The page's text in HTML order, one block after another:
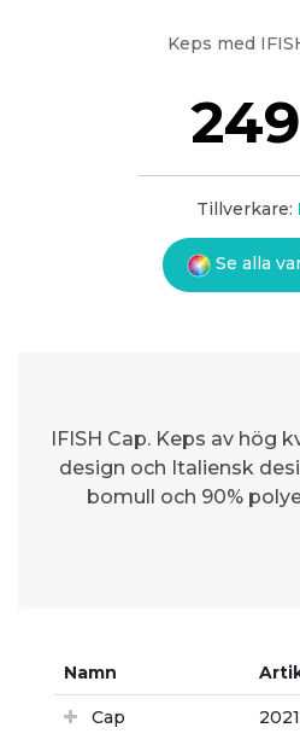
Keps med
249
Tillverkare:
Se alla
IFISH Cap. Keps av hög
design och Italiensk
bomull och 90%
Namn
Cap